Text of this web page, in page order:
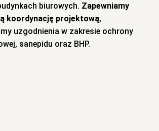
biurowych. Zapewniamy
koordynację projektową,
uzgodnienia w zakresie ochrony
sanepidu oraz BHP.